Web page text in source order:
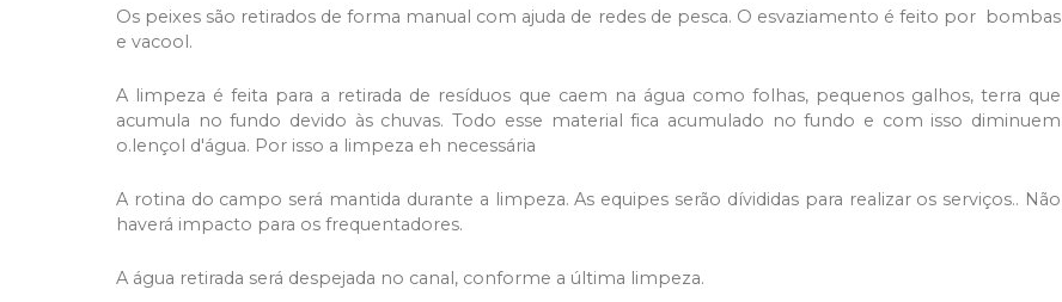
Os peixes são retirados de forma manual com ajuda de redes de pesca. O esvaziamento é feito por bombas
e vacool.
A limpeza é feita para a retirada de resíduos que caem na água como folhas, pequenos galhos, terra que
acumula no fundo devido às chuvas. Todo esse material fica acumulado no fundo e com isso diminuem
o.lençol d'água. Por isso a limpeza eh necessária
A rotina do campo será mantida durante a limpeza. As equipes serão dívididas para realizar os serviços.. Não
haverá impacto para os frequentadores.
A água retirada será despejada no canal, conforme a última limpeza.